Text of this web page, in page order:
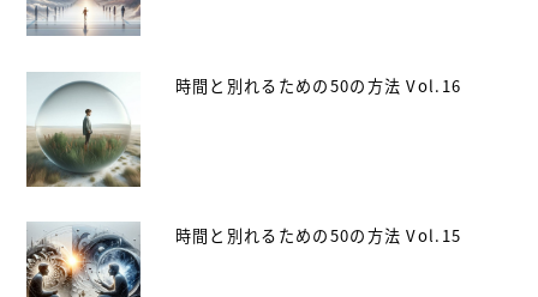
時間と別れるための50の方法 Vol.16
時間と別れるための50の方法 Vol.15